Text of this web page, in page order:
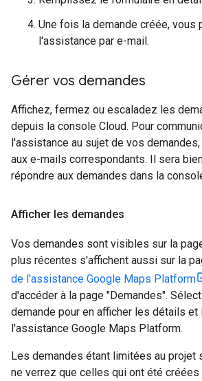
Une fois la demande créée, vous
l'assistance par e-mail.
Gérer vos demandes
Affichez, fermez ou escaladez les
depuis la console Cloud. Pour
l'assistance au sujet de vos
aux e-mails correspondants. Il sera
répondre aux demandes dans la
Afficher les demandes
Vos demandes sont visibles sur la
plus récentes s'affichent aussi sur la
de l'assistance Google Maps Platform
d'accéder à la page "Demandes".
demande pour en afficher les détails et
l'assistance Google Maps Platform.
Les demandes étant limitées au projet
ne verrez que celles qui ont été créées